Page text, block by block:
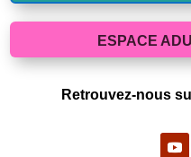
ESPACE
Retrouvez-nous